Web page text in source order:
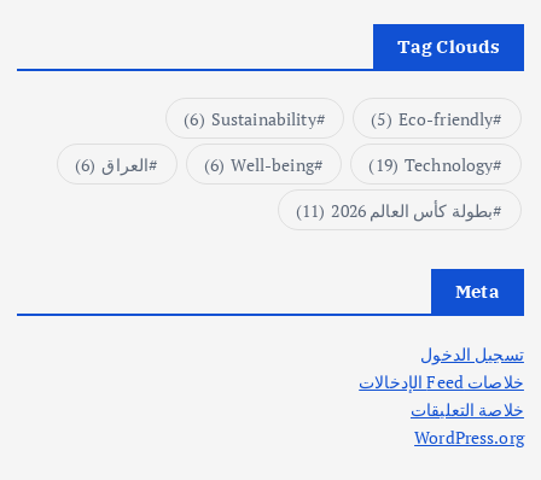
Tag Clouds
Eco-friendly
(5)
Sustainability
(6)
Technology
(19)
Well-being
(6) العراق (6)
بطولة كأس العالم 2026
(11)
Meta
تسجيل الدخول
خلاصات Feed الإدخالات
خلاصة التعليقات
WordPress.org